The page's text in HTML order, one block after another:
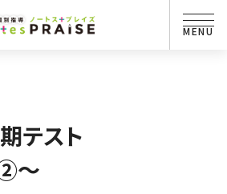
テスト
～